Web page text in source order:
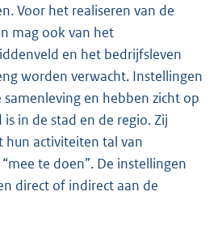
Voor het realiseren van de
mag ook van het
en het bedrijfsleven
worden verwacht. Instellingen
en hebben zicht op
in de stad en de regio. Zij
hun activiteiten tal van
te doen”. De instellingen
direct of indirect aan de